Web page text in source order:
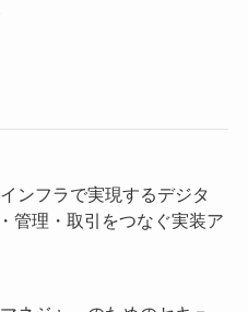
ンフラで実現するデジタ
管理・取引をつなぐ実装ア